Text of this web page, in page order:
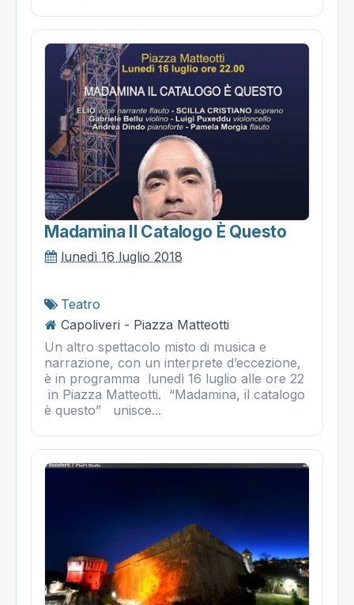
Madamina Il Catalogo È Questo
lunedì 16 luglio 2018
Teatro
Capoliveri - Piazza Matteotti
Un altro spettacolo misto di musica e
narrazione, con un interprete d’eccezione,
è in programma lunedì 16 luglio alle ore 22
in Piazza Matteotti. “Madamina, il catalogo
è questo” unisce...